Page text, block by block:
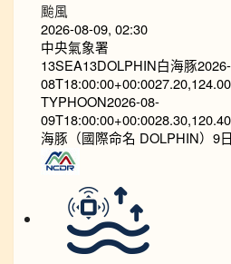
颱風
2026-08-09, 02:30
中央氣象署
13SEA13DOLPHIN白海豚
TYPHOON2026-08-
海豚（國際命名 DOLPHIN）9